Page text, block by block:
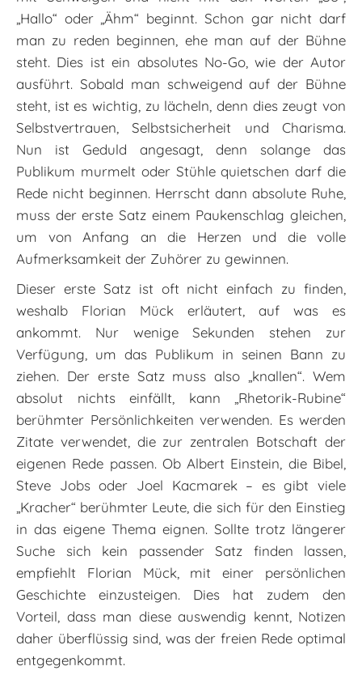
„Hallo“ oder „Ähm“ beginnt. Schon gar nicht darf
man zu reden beginnen, ehe man auf der Bühne
steht. Dies ist ein absolutes No-Go, wie der Autor
ausführt. Sobald man schweigend auf der Bühne
steht, ist es wichtig, zu lächeln, denn dies zeugt von
Selbstvertrauen, Selbstsicherheit und Charisma.
Nun ist Geduld angesagt, denn solange das
Publikum murmelt oder Stühle quietschen darf die
Rede nicht beginnen. Herrscht dann absolute Ruhe,
muss der erste Satz einem Paukenschlag gleichen,
um von Anfang an die Herzen und die volle
Aufmerksamkeit der Zuhörer zu gewinnen.
Dieser erste Satz ist oft nicht einfach zu finden,
weshalb Florian Mück erläutert, auf was es
ankommt. Nur wenige Sekunden stehen zur
Verfügung, um das Publikum in seinen Bann zu
ziehen. Der erste Satz muss also „knallen“. Wem
absolut nichts einfällt, kann „Rhetorik-Rubine“
berühmter Persönlichkeiten verwenden. Es werden
Zitate verwendet, die zur zentralen Botschaft der
eigenen Rede passen. Ob Albert Einstein, die Bibel,
Steve Jobs oder Joel Kacmarek – es gibt viele
„Kracher“ berühmter Leute, die sich für den Einstieg
in das eigene Thema eignen. Sollte trotz längerer
Suche sich kein passender Satz finden lassen,
empfiehlt Florian Mück, mit einer persönlichen
Geschichte einzusteigen. Dies hat zudem den
Vorteil, dass man diese auswendig kennt, Notizen
daher überflüssig sind, was der freien Rede optimal
entgegenkommt.